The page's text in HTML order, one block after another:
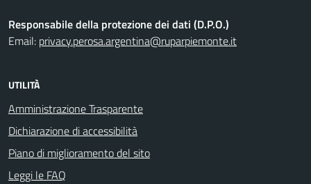
Responsabile della protezione dei dati (D.P.O.)
Email: privacy.perosa.argentina@ruparpiemonte.it
UTILITÀ
Amministrazione Trasparente
Dichiarazione di accessibilità
Piano di miglioramento del sito
Leggi le FAQ